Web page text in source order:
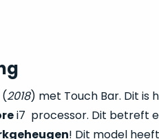
2018) met Touch Bar. Dit is
i7 processor. Dit betreft
! Dit model